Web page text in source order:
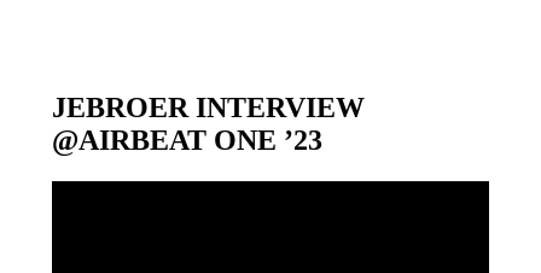
JEBROER INTERVIEW
@AIRBEAT ONE ’23